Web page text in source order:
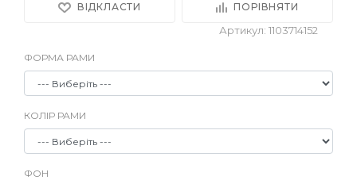
ВІДКЛАСТИ ПОРІВНЯТИ
Артикул: 1103714152
ФОРМА РАМИ
КОЛІР РАМИ
ФОН